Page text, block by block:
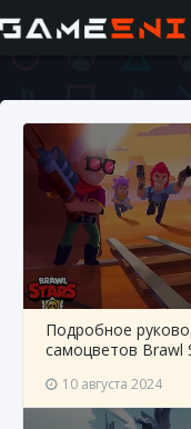
Подробное
самоцветов Brawl
10 августа 2024